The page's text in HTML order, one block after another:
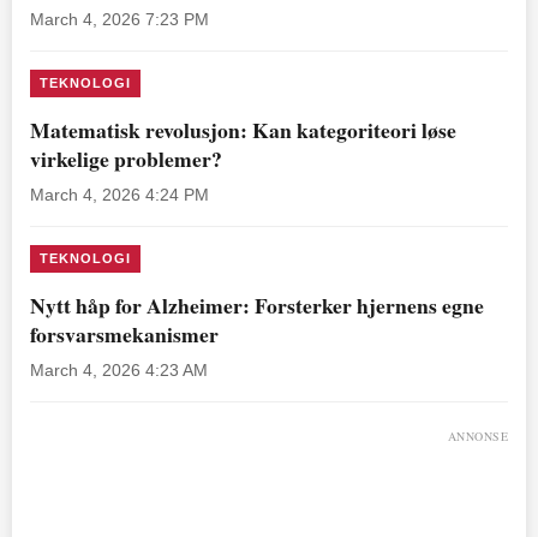
March 4, 2026 7:23 PM
TEKNOLOGI
Matematisk revolusjon: Kan kategoriteori løse
virkelige problemer?
March 4, 2026 4:24 PM
TEKNOLOGI
Nytt håp for Alzheimer: Forsterker hjernens egne
forsvarsmekanismer
March 4, 2026 4:23 AM
ANNONSE